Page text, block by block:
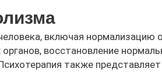
включая
восстановление
также